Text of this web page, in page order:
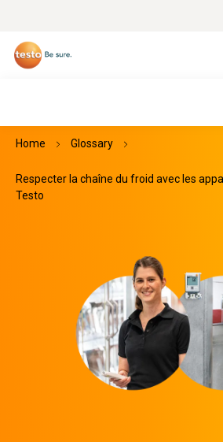
Home Glossary
Respecter la chaîne du froid avec les
Testo